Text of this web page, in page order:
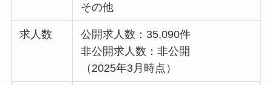
その他
求人数
公開求人数：35,090件
非公開求人数：非公開
（2025年3月時点）